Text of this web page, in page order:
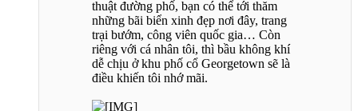
thuật đường phố, bạn có thể tới thăm
những bãi biển xinh đẹp nơi đây, trang
trại bướm, công viên quốc gia… Còn
riêng với cá nhân tôi, thì bầu không khí
dễ chịu ở khu phố cổ Georgetown sẽ là
điều khiến tôi nhớ mãi.